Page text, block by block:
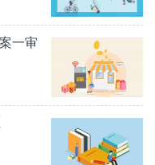
一审